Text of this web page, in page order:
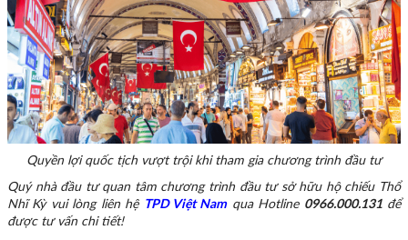
Quyền lợi quốc tịch vượt trội khi tham gia chương trình đầu tư
Quý nhà đầu tư quan tâm chương trình đầu tư sở hữu hộ chiếu Thổ
Nhĩ Kỳ vui lòng liên hệ TPD Việt Namqua Hotline 0966.000.131để
được tư vấn chi tiết!